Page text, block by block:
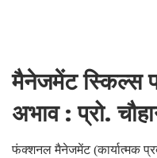
मैनेजमेंट स्किल्स
अभाव : प्रो.
फंक्शनल मैनेजमेंट (कार्यात्मक